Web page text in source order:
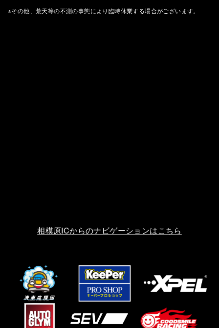
※その他、荒天等の不測の事態により臨時休業する場合がございます。
相模原ICからのナビゲーションはこちら